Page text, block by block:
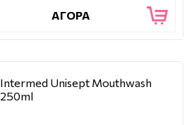
ΑΓΟΡΑ
Intermed Unisept Mouthwash
250ml